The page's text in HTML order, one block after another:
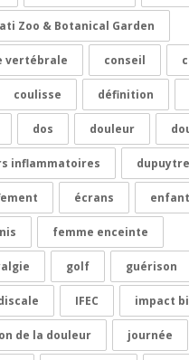
Zoo & Botanical Garden
vertébrale conseil
coulisse définition
dos douleur
inflammatoires
écrans enfant
femme enceinte
golf guérison
IFEC impact
de la douleur journée